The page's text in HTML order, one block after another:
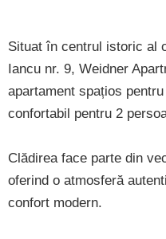
Situat în centrul istoric al
Iancu nr. 9, Weidner
apartament spațios
confortabil pentru 2
Clădirea face parte din
oferind o atmosferă
confort modern.